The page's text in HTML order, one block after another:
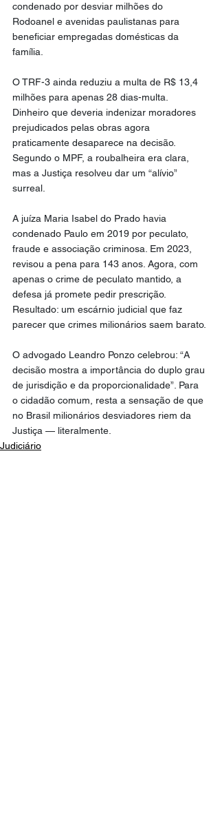
condenado por desviar milhões do
Rodoanel e avenidas paulistanas para
beneficiar empregadas domésticas da
família.
O TRF-3 ainda reduziu a multa de R$ 13,4
milhões para apenas 28 dias-multa.
Dinheiro que deveria indenizar moradores
prejudicados pelas obras agora
praticamente desaparece na decisão.
Segundo o MPF, a roubalheira era clara,
mas a Justiça resolveu dar um “alívio”
surreal.
A juíza Maria Isabel do Prado havia
condenado Paulo em 2019 por peculato,
fraude e associação criminosa. Em 2023,
revisou a pena para 143 anos. Agora, com
apenas o crime de peculato mantido, a
defesa já promete pedir prescrição.
Resultado: um escárnio judicial que faz
parecer que crimes milionários saem barato.
O advogado Leandro Ponzo celebrou: “A
decisão mostra a importância do duplo grau
de jurisdição e da proporcionalidade”. Para
o cidadão comum, resta a sensação de que
no Brasil milionários desviadores riem da
Justiça — literalmente.
Judiciário